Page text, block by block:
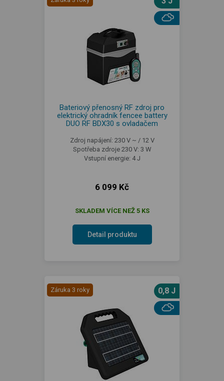
Bateriový přenosný RF zdroj pro
elektrický ohradník fencee battery
DUO RF BDX30 s ovladačem
Zdroj napájení: 230 V ~ / 12 V
Spotřeba zdroje 230 V: 3 W
Vstupní energie: 4 J
6 099 Kč
SKLADEM VÍCE NEŽ 5 KS
Detail produktu
Záruka 3 roky 0,8 J